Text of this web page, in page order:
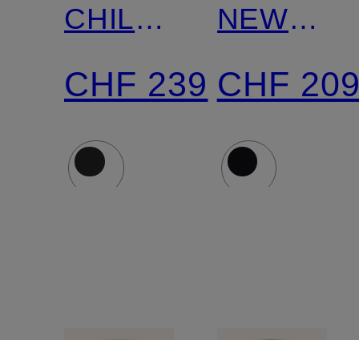
CHILE
CITY
aus
Jersey
CHF 239
NEW
YORK
CHF